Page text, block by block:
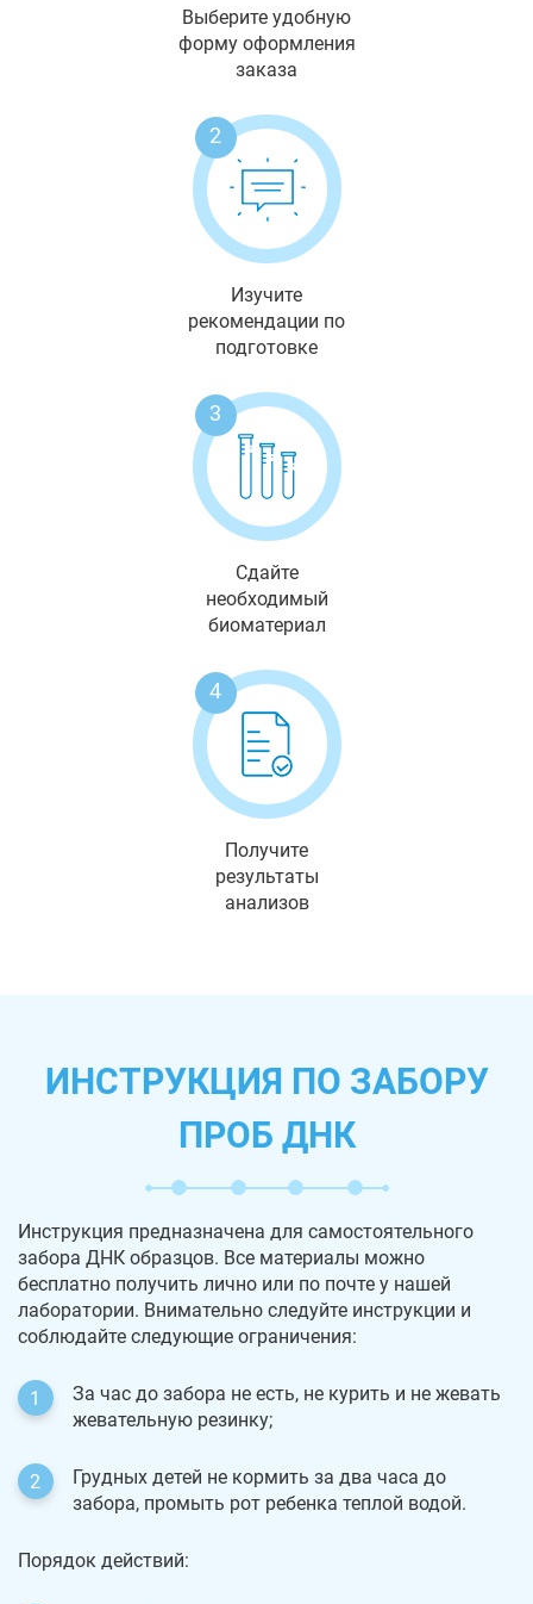
Выберите удобную
форму оформления
заказа
2
Изучите
рекомендации по
подготовке
3
Сдайте
необходимый
биоматериал
4
Получите
результаты
анализов
ИНСТРУКЦИЯ ПО ЗАБОРУ
ПРОБ ДНК
Инструкция предназначена для самостоятельного
забора ДНК образцов. Все материалы можно
бесплатно получить лично или по почте у нашей
лаборатории. Внимательно следуйте инструкции и
соблюдайте следующие ограничения:
За час до забора не есть, не курить и не жевать
жевательную резинку;
Грудных детей не кормить за два часа до
забора, промыть рот ребенка теплой водой.
Порядок действий: